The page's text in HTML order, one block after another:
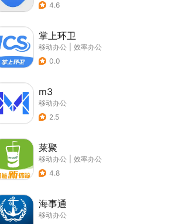
4.6
掌上环卫
移动办公
效率办公
0.0
m3
移动办公
2.5
莱聚
移动办公
效率办公
4.8
海事通
移动办公